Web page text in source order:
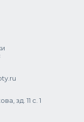
Fragrance, Yellow
зд. 11 с. 1